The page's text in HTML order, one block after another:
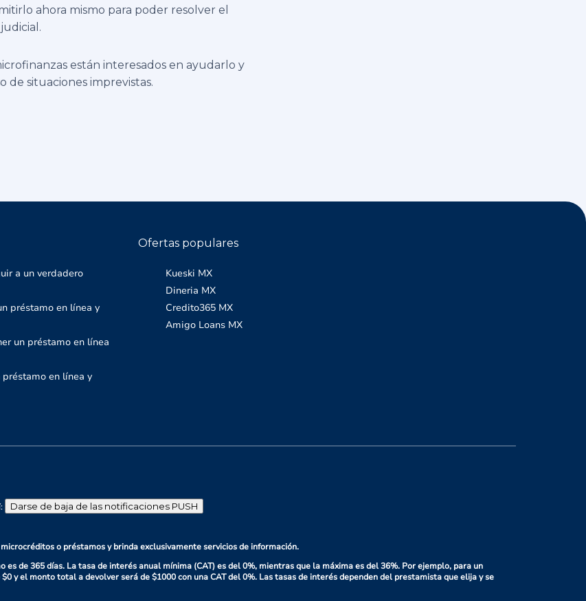
ahora mismo para poder resolver el
están interesados en ayudarlo y
de situaciones imprevistas.
a un verdadero
préstamo en línea y
un préstamo en línea
préstamo en línea y
Ofertas populares
Kueski MX
Dineria MX
Credito365 MX
Amigo Loans MX
Darse de baja de las notificaciones PUSH
o préstamos y brinda exclusivamente servicios de información.
de 365 días. La tasa de interés anual mínima (CAT) es del 0%, mientras que la máxima es del 36%. Por ejemplo, para un
y el monto total a devolver será de $1000 con una CAT del 0%. Las tasas de interés dependen del prestamista que elija y se